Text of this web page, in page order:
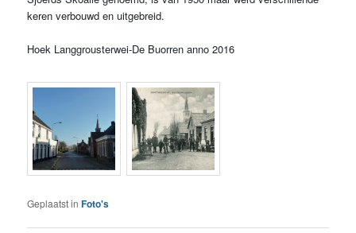
keren verbouwd en uitgebreid.
Hoek Langgrousterwei-De Buorren anno 2016
Geplaatst in Foto's